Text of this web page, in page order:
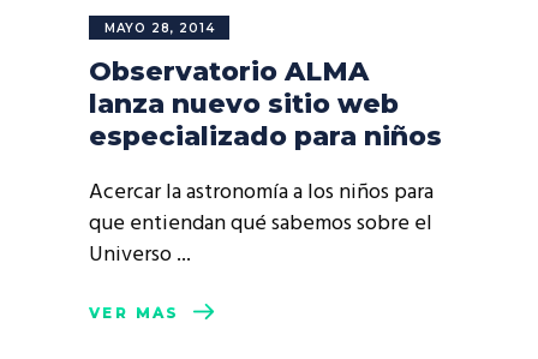
MAYO 28, 2014
Observatorio ALMA
lanza nuevo sitio web
especializado para niños
Acercar la astronomía a los niños para
que entiendan qué sabemos sobre el
Universo
VER MÁS